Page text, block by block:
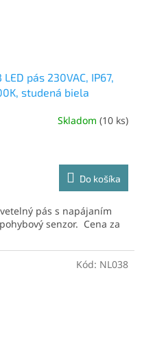
pás 230VAC, IP67,
studená biela
Skladom (10 ks)
Do košíka
pás s napájaním
senzor. Cena za
Kód: NL038